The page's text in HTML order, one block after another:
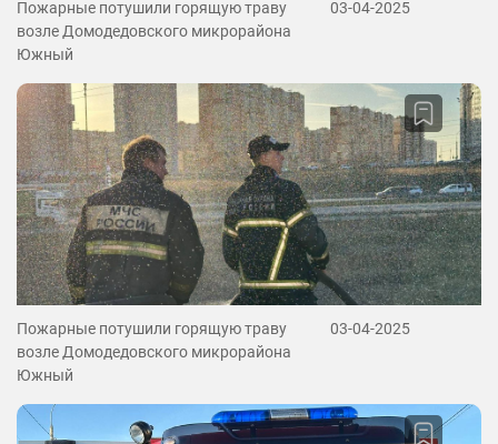
Пожарные потушили горящую траву
возле Домодедовского микрорайона
Южный
03-04-2025
Пожарные потушили горящую траву
возле Домодедовского микрорайона
Южный
03-04-2025